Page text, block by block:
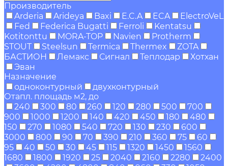
Производитель
Arderia
Arideya Baxi E.C.A ECA
ElectroVeL
Fed
Federica Bugatti Ferroli
Kentatsu
Kotitonttu
MORA-TOP Navien
Protherm
STOUT
Steelsun Termica Thermex
ZOTA
БАСТИОН
Лемакс Сигнал Теплодар
Хотхан
Эван
Назначение
одноконтурный
двухконтурный
Отапл. площадь м2, до
240
300 80 260 120 280 500
700
900
1000 1200 140 420 450 180
480
150
270 1080 540 720 130 230
600
3000
800 90 70 390 210 360 75
60
95
40 50 30 45 115 1320 1450
1560
1680
1800 1920 25 2040 2160 2280
2400